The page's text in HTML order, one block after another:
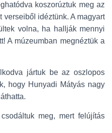
koszorúztuk meg az
verseiből idéztünk. A magyart
volna, ha hallják mennyi
A múzeumban megnéztük a
jártuk be az oszlopos
hogy Hunyadi Mátyás nagy
meg, mert felújítás